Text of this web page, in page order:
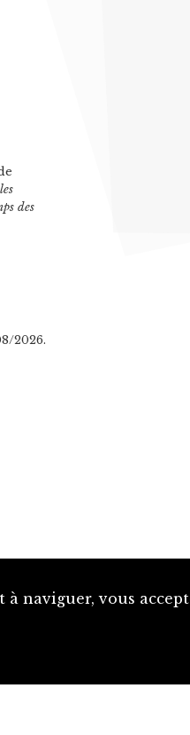
des
2026.
naviguer, vous